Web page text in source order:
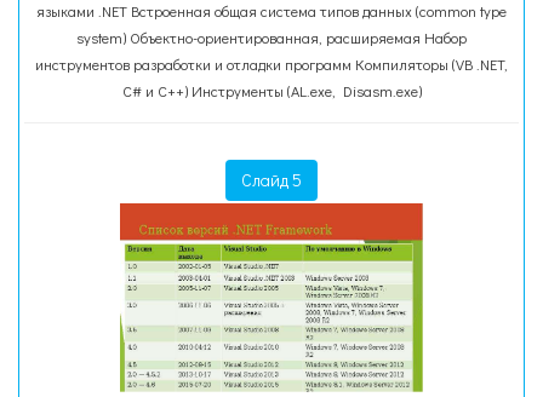
языками .NET Встроенная общая система типов данных (common type
system) Объектно-ориентированная, расширяемая Набор
инструментов разработки и отладки программ Компиляторы (VB .NET,
C# и C++) Инструменты (AL.exe, Disasm.exe)
Слайд 5